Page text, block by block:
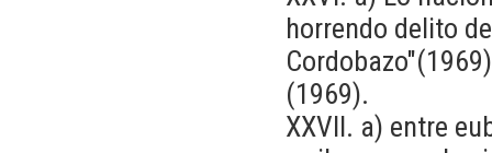
horrendo delito
(1969).
XXVII. a) entre